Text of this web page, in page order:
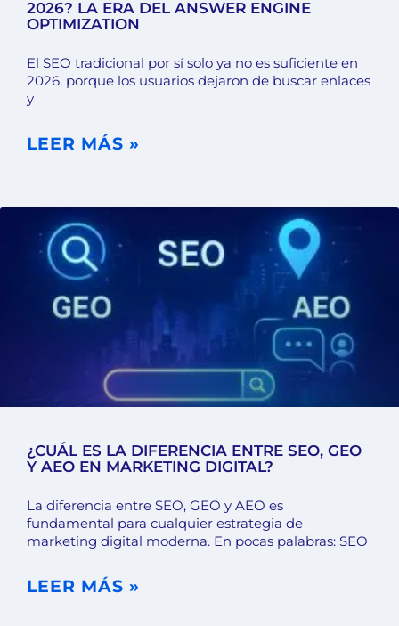
2026? LA ERA DEL ANSWER ENGINE
OPTIMIZATION
El SEO tradicional por sí solo ya no es suficiente en
2026, porque los usuarios dejaron de buscar enlaces
y
LEER MÁS »
¿CUÁL ES LA DIFERENCIA ENTRE SEO, GEO
Y AEO EN MARKETING DIGITAL?
La diferencia entre SEO, GEO y AEO es
fundamental para cualquier estrategia de
marketing digital moderna. En pocas palabras: SEO
LEER MÁS »